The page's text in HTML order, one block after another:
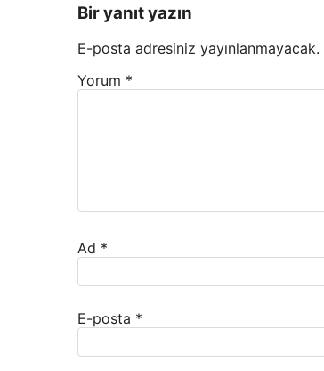
Bir yanıt yazın
E-posta adresiniz yayınlanmayacak.
Yorum *
Ad *
E-posta *